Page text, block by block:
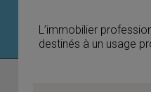
L’immobilier
destinés à un usage